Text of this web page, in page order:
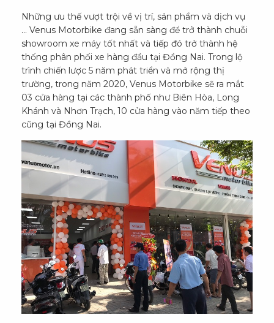
Những ưu thế vượt trội về vị trí, sản phẩm và dịch vụ
… Venus Motorbike đang sẵn sàng để trở thành chuỗi
showroom xe máy tốt nhất và tiếp đó trở thành hệ
thống phân phối xe hàng đầu tại Đồng Nai. Trong lộ
trình chiến lược 5 năm phát triển và mở rộng thị
trường, trong năm 2020, Venus Motorbike sẽ ra mắt
03 cửa hàng tại các thành phố như Biên Hòa, Long
Khánh và Nhơn Trạch, 10 cửa hàng vào năm tiếp theo
cũng tại Đồng Nai.